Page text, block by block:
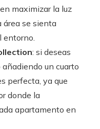
maximizar la luz
área se sienta
entorno.
: si deseas
un cuarto
perfecta, ya que
donde la
apartamento en